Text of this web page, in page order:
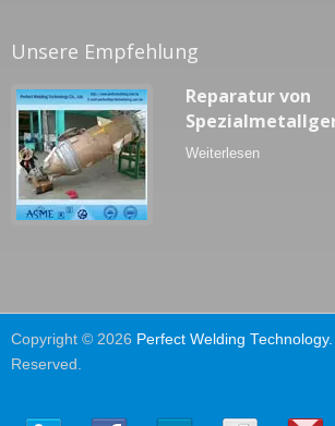
Unsere Empfehlung
Reparatur von
Weiterlesen
Copyright © 2026 Perfect Welding Technology.
Reserved.